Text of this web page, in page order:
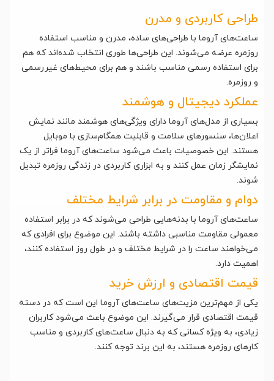
طراحی کاربردی و مدرن
ساعت‌های آروما با طراحی‌های ساده، مدرن و مناسب استفاده
روزمره عرضه می‌شوند. این طراحی‌ها طوری انتخاب شده‌اند که هم
برای استفاده رسمی مناسب باشند و هم برای محیط‌های غیررسمی
و روزمره.
عملکرد دیجیتال و هوشمند
بسیاری از مدل‌های آروما دارای ویژگی‌های هوشمند مانند نمایش
اعلان‌ها، سنسورهای سلامت و قابلیت همگام‌سازی با موبایل
هستند. این خصوصیات باعث می‌شود ساعت‌های آروما فراتر از یک
نمایشگر زمان عمل کنند و به ابزاری کاربردی در زندگی روزمره تبدیل
شوند.
دوام و مقاومت در برابر شرایط مختلف
ساعت‌های آروما با بدنه‌هایی طراحی می‌شوند که در برابر استفاده
معمولی مقاومت مناسبی داشته باشند. این موضوع برای افرادی که
می‌خواهند ساعت را در شرایط مختلف و در طول روز استفاده کنند،
اهمیت دارد.
قیمت اقتصادی و ارزش خرید
یکی از مهم‌ترین مزیت‌های ساعت‌های آروما این است که در دسته
قیمت اقتصادی قرار می‌گیرند. این موضوع باعث می‌شود کاربران
زیادی، به ویژه کسانی که به دنبال ساعت‌های کاربردی و مناسب
کارهای روزمره هستند، به این برند توجه کنند.